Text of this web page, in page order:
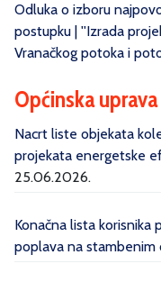
Odluka o izboru
postupku | ''Izrada
Vranačkog potoka i
Općinska uprava
Nacrt liste objekata
projekata energetske
25.06.2026.
Konačna lista korisnika
poplava na stambenim